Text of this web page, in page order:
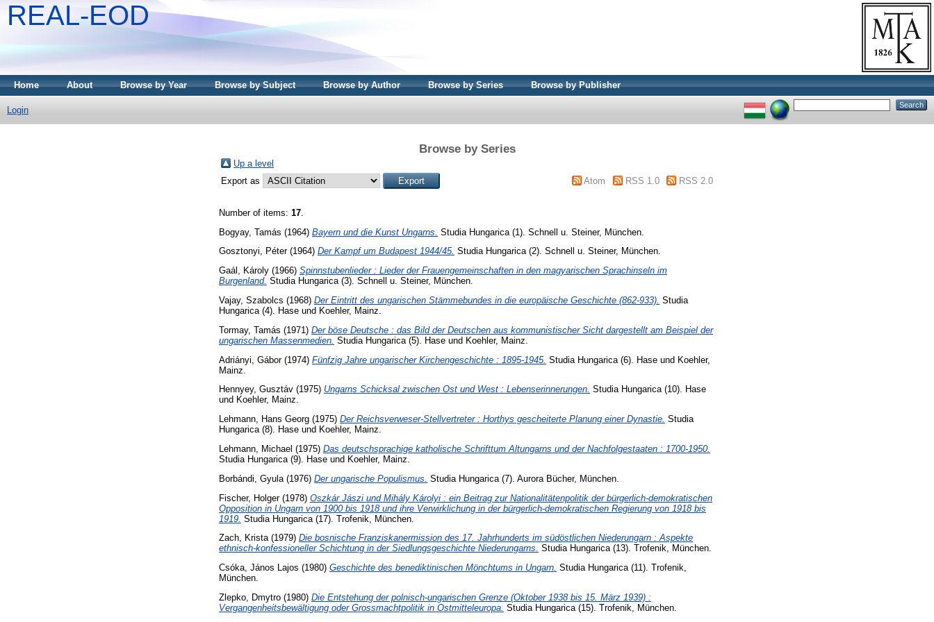
REAL-EOD
Home About Browse by Year Browse by Subject Browse by Author Browse by Series Browse by Publisher
Login
Browse by Series
Up a level
Export as
Atom RSS 1.0 RSS 2.0
Number of items: 17
Bogyay, Tamás (1964) Bayern und die Kunst Ungarns. Studia Hungarica (1). Schnell u. Steiner, München.
Gosztonyi, Péter(1964) Der Kampf um Budapest 1944/45. Studia Hungarica (2). Schnell u. Steiner, München.
Gaál, Károly (1966) Spinnstubenlieder : Lieder der Frauengemeinschaften in den magyarischen Sprachinseln im
Burgenland. Studia Hungarica (3). Schnell u. Steiner, München.
Vajay, Szabolcs (1968) Der Eintritt des ungarischen Stämmebundes in die europäische Geschichte (862-933). Studia
Hungarica (4). Hase und Koehler, Mainz.
Tormay, Tamás (1971) Der böse Deutsche : das Bild der Deutschen aus kommunistischer Sicht dargestellt am Beispiel der
ungarischen Massenmedien. Studia Hungarica (5). Hase und Koehler, Mainz.
Adriányi, Gábor(1974) Fünfzig Jahre ungarischer Kirchengeschichte : 1895-1945. Studia Hungarica (6). Hase und Koehler,
Mainz.
Hennyey, Gusztáv (1975) Ungarns Schicksal zwischen Ost und West : Lebenserinnerungen. Studia Hungarica (10). Hase
und Koehler, Mainz.
Lehmann, Hans Georg (1975) Der Reichsverweser-Stellvertreter : Horthys gescheiterte Planung einer Dynastie. Studia
Hungarica (8). Hase und Koehler, Mainz.
Lehmann, Michael (1975) Das deutschsprachige katholische Schrifttum Altungarns und der Nachfolgestaaten : 1700-1950.
Studia Hungarica (9). Hase und Koehler, Mainz.
Borbándi, Gyula (1976) Der ungarische Populismus. Studia Hungarica (7). Aurora Bücher, München.
Fischer, Holger(1978) Oszkár Jászi und Mihály Károlyi : ein Beitrag zur Nationalitätenpolitik der bürgerlich-demokratischen
Opposition in Ungarn von 1900 bis 1918 und ihre Verwirklichung in der bürgerlich-demokratischen Regierung von 1918 bis
1919. Studia Hungarica (17). Trofenik, München.
Zach, Krista(1979) Die bosnische Franziskanermission des 17. Jahrhunderts im südöstlichen Niederungarn : Aspekte
ethnisch-konfessioneller Schichtung in der Siedlungsgeschichte Niederungarns. Studia Hungarica (13). Trofenik, München.
Csóka, János Lajos (1980) Geschichte des benediktinischen Mönchtums in Ungarn. Studia Hungarica (11). Trofenik,
München.
Zlepko, Dmytro (1980) Die Entstehung der polnisch-ungarischen Grenze (Oktober 1938 bis 15. März 1939) :
Vergangenheitsbewältigung oder Grossmachtpolitik in Ostmitteleuropa. Studia Hungarica (15). Trofenik, München.